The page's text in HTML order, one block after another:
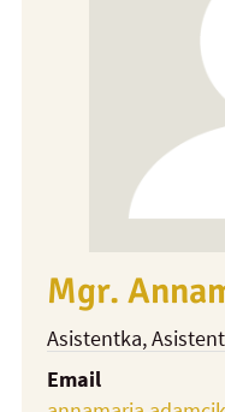
Mgr.
Asistentka,
Email